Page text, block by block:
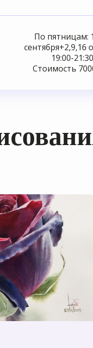
По пятницам:
сентября+2,9,16
19:00-21:30
Стоимость